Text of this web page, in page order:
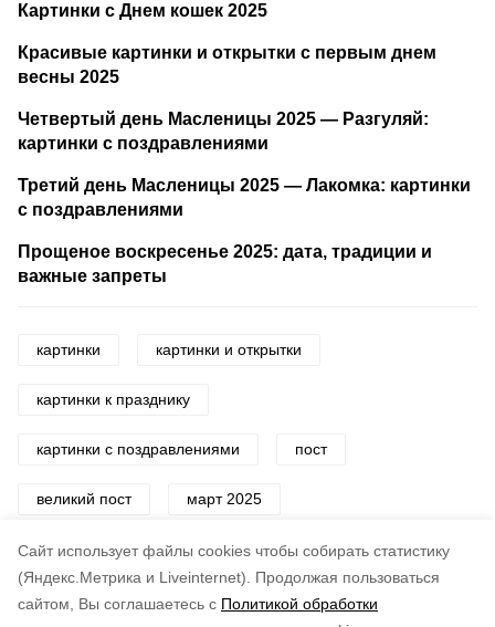
Cайт использует файлы cookies чтобы собирать статистику
(Яндекс.Метрика и Liveinternet).
Продолжая пользоваться
сайтом, Вы соглашаетесь с Политикой обработки
Картинки с Днем кошек 2025
Красивые картинки и открытки с первым днем
весны 2025
Четвертый день Масленицы 2025 — Разгуляй:
картинки с поздравлениями
Третий день Масленицы 2025 — Лакомка: картинки
с поздравлениями
Прощеное воскресенье 2025: дата, традиции и
важные запреты
картинки картинки и открытки
картинки к празднику
картинки с поздравлениями пост
великий пост март 2025
церковный праздник